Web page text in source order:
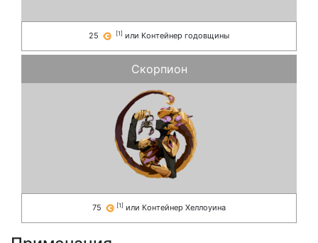
25 [1] или Контейнер годовщины
Скорпион
75 [1] или Контейнер Хеллоуина